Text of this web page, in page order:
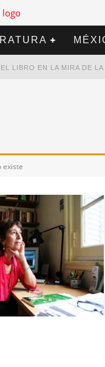
EL LIBRO EN LA MIRA DE
existe